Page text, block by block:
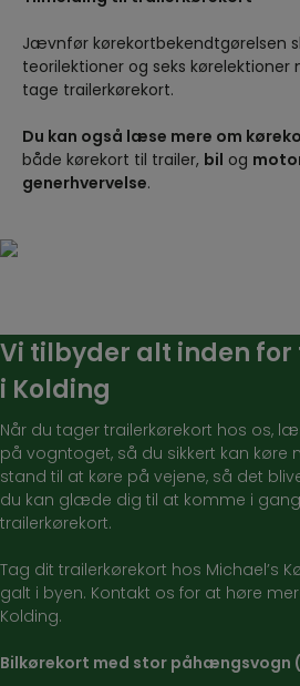
Jævnfør kørekortbekendtgørelsen
teorilektioner og seks
tage trailerkørekort.
Du kan også læse mere om
både kørekort til trailer, bil og
generhvervelse.
Vi tilbyder alt inden
i Kolding
Når du tager trailerkørekort hos os,
på vogntoget, så du sikkert kan køre
stand til at køre på vejene, så det
du kan glæde dig til at komme i
trailerkørekort.
Tag dit trailerkørekort hos Michael’s
galt i byen. Kontakt os for at høre
Kolding.
Bilkørekort med stor påhængsvogn